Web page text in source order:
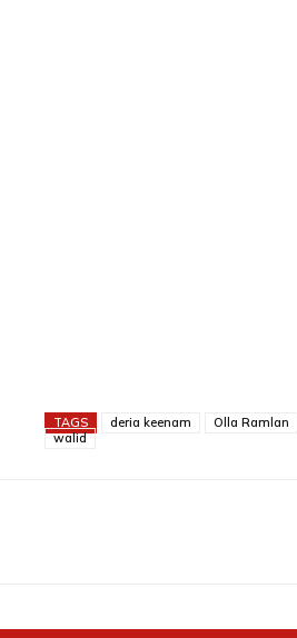
TAGS deria keenam Olla Ramlan
walid